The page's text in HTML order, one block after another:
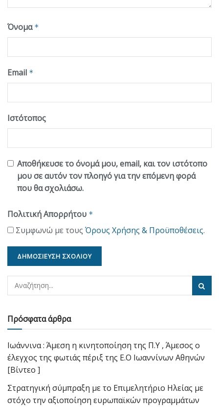
Όνομα *
Email *
Ιστότοπος
Αποθήκευσε το όνομά μου, email, και τον ιστότοπο
μου σε αυτόν τον πλοηγό για την επόμενη φορά
που θα σχολιάσω.
Πολιτική Απορρήτου *
Συμφωνώ με τους Όρους Χρήσης & Προϋποθέσεις.
Πρόσφατα άρθρα
Ιωάννινα : Άμεση η κινητοποίηση της Π.Υ , Άμεσος ο
έλεγχος της φωτιάς πέριξ της Ε.Ο Ιωαννίνων Αθηνών
[Βίντεο ]
Στρατηγική σύμπραξη με το Επιμελητήριο Ηλείας με
στόχο την αξιοποίηση ευρωπαϊκών προγραμμάτων